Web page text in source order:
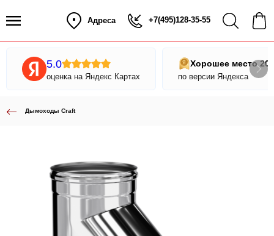
Адреса +7(495)128-35-55
5.0
оценка на Яндекс Картах
Хорошее место
по версии Яндекса
Дымоходы Craft